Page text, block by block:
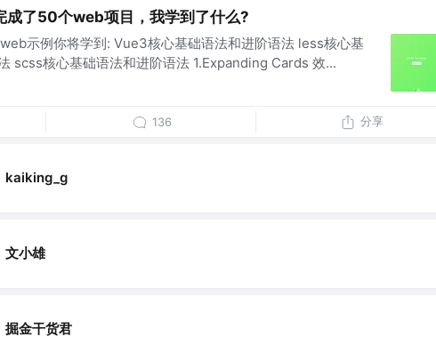
了50个web项目，我学到了什么?
示例你将学到: Vue3核心基础语法和进阶语法 less核心基
scss核心基础语法和进阶语法 1.Expanding Cards 效...
136 分享
kaiking_g
文小雄
掘金干货君